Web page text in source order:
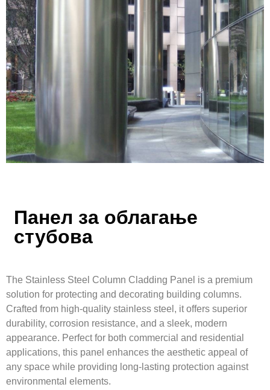
Панел за облагање
стубова
The Stainless Steel Column Cladding Panel is a premium
solution for protecting and decorating building columns.
Crafted from high-quality stainless steel, it offers superior
durability, corrosion resistance, and a sleek, modern
appearance. Perfect for both commercial and residential
applications, this panel enhances the aesthetic appeal of
any space while providing long-lasting protection against
environmental elements.